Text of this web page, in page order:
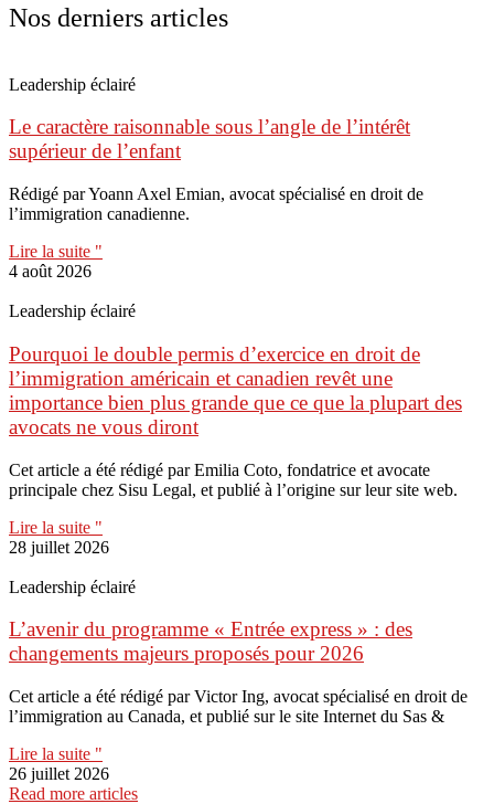
Nos derniers articles
Leadership éclairé
Le caractère raisonnable sous l’angle de l’intérêt
supérieur de l’enfant
Rédigé par Yoann Axel Emian, avocat spécialisé en droit de
l’immigration canadienne.
Lire la suite "
4 août 2026
Leadership éclairé
Pourquoi le double permis d’exercice en droit de
l’immigration américain et canadien revêt une
importance bien plus grande que ce que la plupart des
avocats ne vous diront
Cet article a été rédigé par Emilia Coto, fondatrice et avocate
principale chez Sisu Legal, et publié à l’origine sur leur site web.
Lire la suite "
28 juillet 2026
Leadership éclairé
L’avenir du programme « Entrée express » : des
changements majeurs proposés pour 2026
Cet article a été rédigé par Victor Ing, avocat spécialisé en droit de
l’immigration au Canada, et publié sur le site Internet du Sas &
Lire la suite "
26 juillet 2026
Read more articles